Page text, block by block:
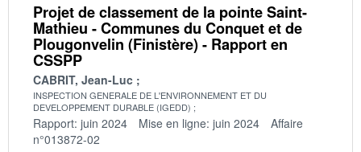
Projet de classement de la pointe Saint-
Mathieu - Communes du Conquet et de
Plougonvelin (Finistère) - Rapport en
CSSPP
CABRIT, Jean-Luc
INSPECTION GENERALE DE L'ENVIRONNEMENT ET DU
DEVELOPPEMENT DURABLE (IGEDD)
Rapport: juin 2024 Mise en ligne: juin 2024
Affaire
n°013872-02